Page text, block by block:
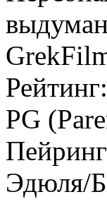
Рейтинг:
PG
Эдюля/